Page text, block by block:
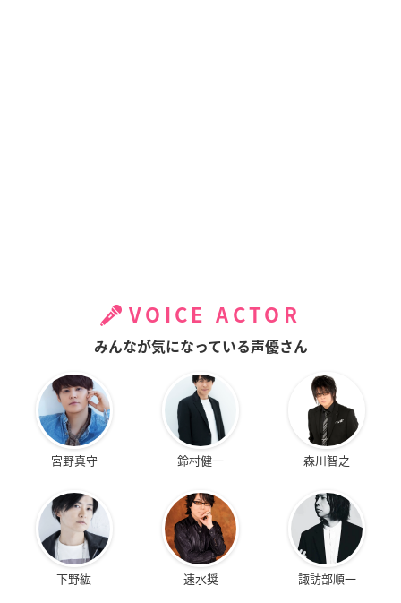
VOICE ACTOR
みんなが気になっている声優さん
宮野真守 鈴村健一 森川智之
下野紘 速水奨 諏訪部順一